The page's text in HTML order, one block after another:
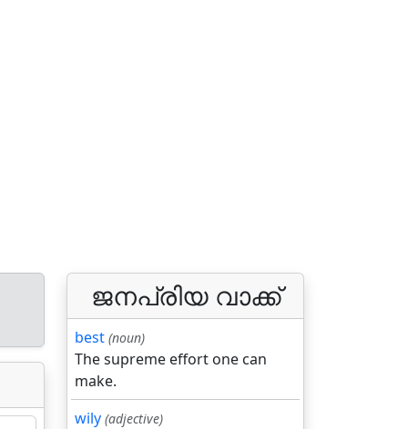
ജനപ്രിയ വാക്ക്
best (noun)
The supreme effort one can
make.
wily (adjective)